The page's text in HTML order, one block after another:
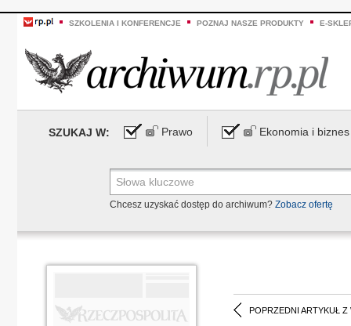
SZKOLENIA I KONFERENCJE POZNAJ NASZE PRODUKTY E-
SZUKAJ W: Prawo Ekonomia i biznes
Chcesz uzyskać dostęp do archiwum? Zobacz ofertę
POPRZEDNI ARTYKUŁ Z